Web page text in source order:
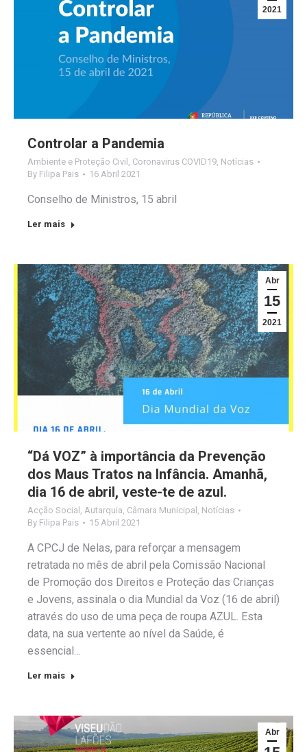
2021
Controlar a Pandemia
Ambiente e Proteção Civil , Coronavirus COVID19, Notícias
By Filipa Pais 16 Abril 2021
Conselho de Ministros, 15 abril
Ler mais
Abr
15
2021
“Dá VOZ” à importância da Prevenção
dos Maus Tratos na Infância. Amanhã,
dia 16 de abril, veste-te de azul.
Acção Social , Autarquia, Câmara Municipal , Notícias
By Filipa Pais 15 Abril 2021
A CPCJ de Nelas, para reforçar a mensagem
retratada no mês de abril pela Comissão Nacional
de Promoção dos Direitos e Proteção das Crianças
e Jovens, assinala o dia Mundial da Voz (16 de abril)
através do uso de uma peça de roupa AZUL. Esta
data, na sua vertente ao nível da Saúde, é
essencial…
Ler mais
Abr